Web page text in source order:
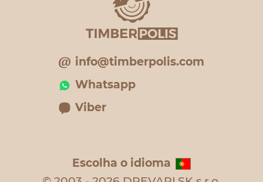
info@timberpolis.com
Whatsapp
Viber
Escolha o idioma